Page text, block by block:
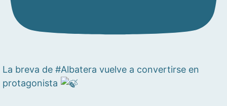
La breva de #Albatera vuelve a convertirse en
protagonista